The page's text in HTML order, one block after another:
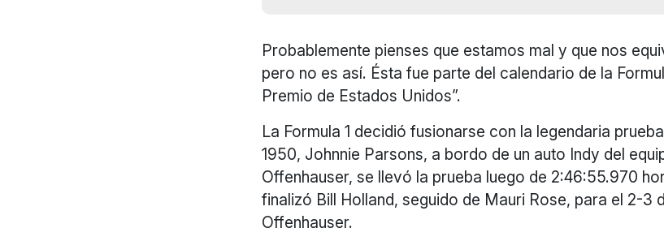
Probablemente pienses que estamos mal y que nos
pero no es así. Ésta fue parte del calendario de la
Premio de Estados Unidos”.
La Formula 1 decidió fusionarse con la legendaria
1950, Johnnie Parsons, a bordo de un auto Indy del
Offenhauser, se llevó la prueba luego de 2:46:55.970
finalizó Bill Holland, seguido de Mauri Rose, para el 2-3
Offenhauser.